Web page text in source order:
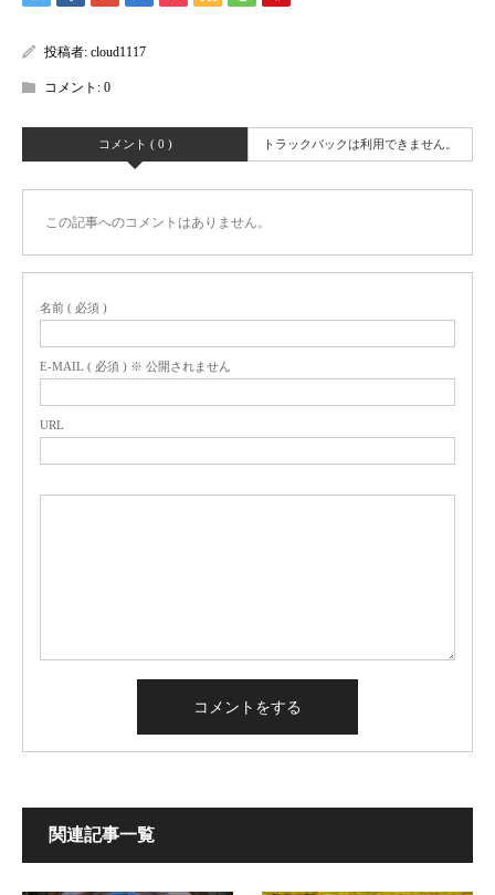
投稿者: cloud1117
コメント: 0
コメント ( 0 ) トラックバックは利用できません。
この記事へのコメントはありません。
名前 ( 必須 )
E-MAIL ( 必須 ) ※ 公開されません
URL
関連記事一覧